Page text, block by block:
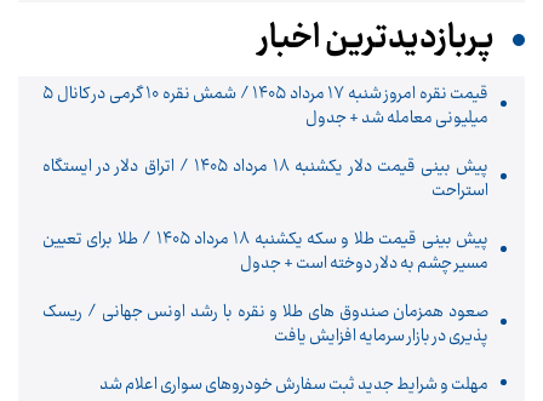
پربازدیدترین اخبار
قیمت نقره امروز شنبه ۱۷ مرداد ۱۴۰۵ / شمش نقره ۱۰ گرمی در کانال ۵
میلیونی معامله شد + جدول
پیش ‌بینی قیمت دلار یکشنبه ۱۸ مرداد ۱۴۰۵ / اتراق دلار در ایستگاه
استراحت
پیش‌ بینی قیمت طلا و سکه یکشنبه ۱۸ مرداد ۱۴۰۵ / طلا برای تعیین
مسیر چشم به دلار دوخته است + جدول
صعود همزمان صندوق های طلا و نقره با رشد اونس جهانی / ریسک
پذیری در بازار سرمایه افزایش یافت
مهلت و شرایط جدید ثبت سفارش خودروهای سواری اعلام شد